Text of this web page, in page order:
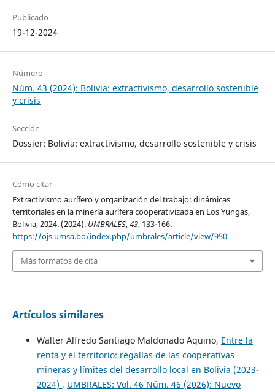
Publicado
19-12-2024
Número
Núm. 43 (2024): Bolivia: extractivismo, desarrollo sostenible
y crisis
Sección
Dossier: Bolivia: extractivismo, desarrollo sostenible y crisis
Cómo citar
Extractivismo aurífero y organización del trabajo: dinámicas
territoriales en la minería aurífera cooperativizada en Los Yungas,
Bolivia, 2024. (2024). UMBRALES,43, 133-166.
https://ojs.umsa.bo/index.php/umbrales/article/view/950
Más formatos de cita
Artículos similares
Walter Alfredo Santiago Maldonado Aquino, Entre la
renta y el territorio: regalías de las cooperativas
mineras y límites del desarrollo local en Bolivia (2023-
2024) , UMBRALES: Vol. 46 Núm. 46 (2026): Nuevo